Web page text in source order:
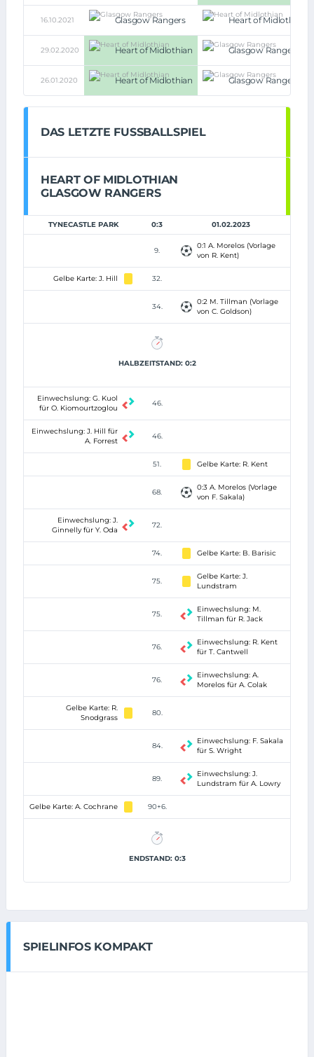
16.10.2021 Glasgow Rangers Heart of Midlothian
29.02.2020 Heart of Midlothian Glasgow Rangers
26.01.2020 Heart of Midlothian Glasgow Rangers
DAS LETZTE FUSSBALLSPIEL
HEART OF MIDLOTHIAN
GLASGOW RANGERS
TYNECASTLE PARK 0:3 01.02.2023
9.
0:1 A. Morelos (Vorlage
von R. Kent)
Gelbe Karte: J. Hill 32.
34.
0:2 M. Tillman (Vorlage
von C. Goldson)
HALBZEITSTAND: 0:2
Einwechslung: G. Kuol
für O. Kiomourtzoglou
46.
Einwechslung: J. Hill für
A. Forrest
46.
51. Gelbe Karte: R. Kent
68.
0:3 A. Morelos (Vorlage
von F. Sakala)
Einwechslung: J.
Ginnelly für Y. Oda
72.
74. Gelbe Karte: B. Barisic
75.
Gelbe Karte: J.
Lundstram
75.
Einwechslung: M.
Tillman für R. Jack
76.
Einwechslung: R. Kent
für T. Cantwell
76.
Einwechslung: A.
Morelos für A. Colak
Gelbe Karte: R.
Snodgrass
80.
84.
Einwechslung: F. Sakala
für S. Wright
89.
Einwechslung: J.
Lundstram für A. Lowry
Gelbe Karte: A. Cochrane 90+6.
ENDSTAND: 0:3
SPIELINFOS KOMPAKT